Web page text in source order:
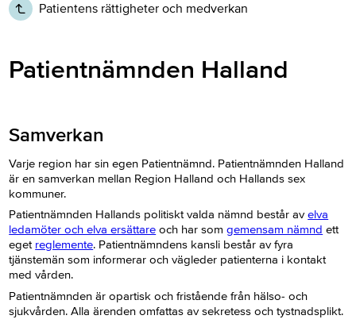
Patientens rättigheter och medverkan
Patientnämnden Halland
Samverkan
Varje region har sin egen Patientnämnd. Patientnämnden Halland
är en samverkan mellan Region Halland och Hallands sex
kommuner.
Patientnämnden Hallands politiskt valda nämnd består avelva
ledamöter och elva ersättare och har somgemensam nämnd ett
eget reglemente. Patientnämndens kansli består av fyra
tjänstemän som informerar och vägleder patienterna i kontakt
med vården.
Patientnämnden är opartisk och fristående från hälso- och
sjukvården. Alla ärenden omfattas av sekretess och tystnadsplikt.